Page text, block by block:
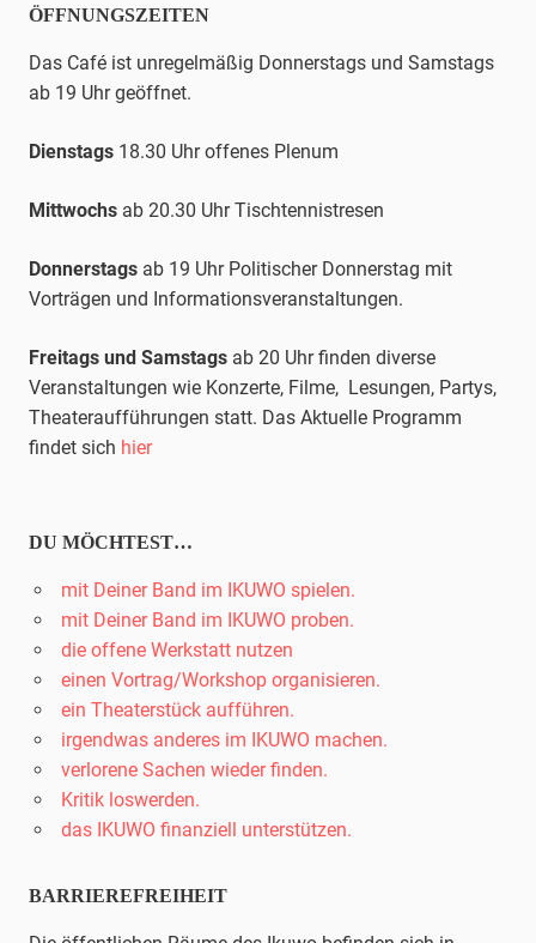
ÖFFNUNGSZEITEN
Das Café ist unregelmäßig Donnerstags und Samstags
ab 19 Uhr geöffnet.
Dienstags 18.30 Uhr offenes Plenum
Mittwochs ab 20.30 UhrTischtennistresen
Donnerstags ab 19 Uhr Politischer Donnerstag mit
Vorträgen und Informationsveranstaltungen.
Freitags und Samstags ab 20 Uhr finden diverse
Veranstaltungen wie Konzerte, Filme, Lesungen, Partys,
Theateraufführungen statt. Das Aktuelle Programm
findet sich hier
DU MÖCHTEST…
mit Deiner Band im IKUWO spielen.
mit Deiner Band im IKUWO proben.
die offene Werkstatt nutzen
einen Vortrag/Workshop organisieren.
ein Theaterstück aufführen.
irgendwas anderes im IKUWO machen.
verlorene Sachen wieder finden.
Kritik loswerden.
das IKUWO finanziell unterstützen.
BARRIEREFREIHEIT